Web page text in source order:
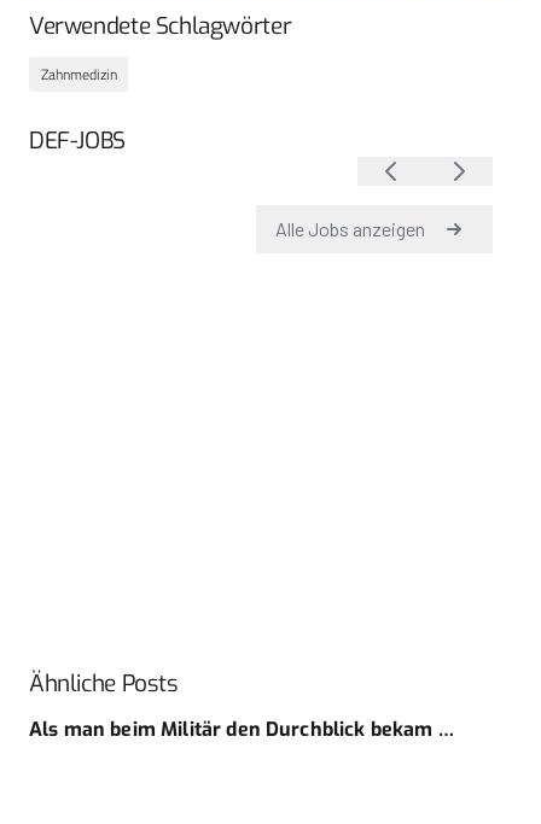
Verwendete Schlagwörter
Zahnmedizin
DEF-JOBS
Ähnliche Posts
Als man beim Militär den Durchblick bekam …